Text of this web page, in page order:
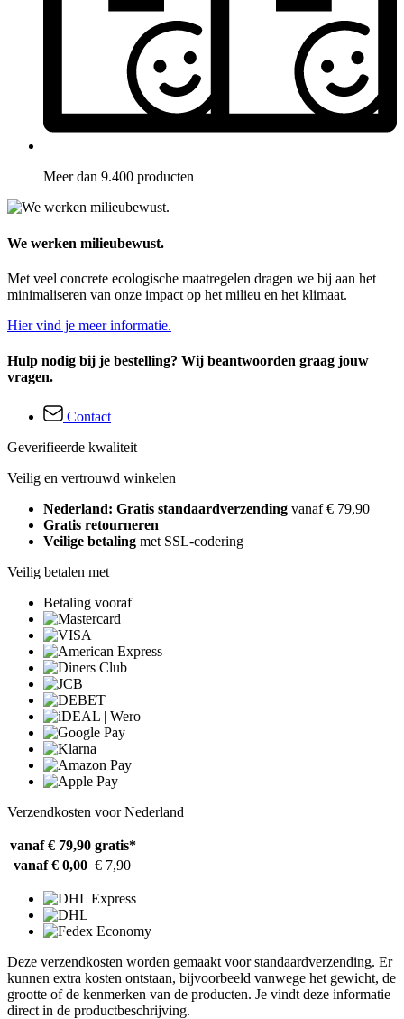
Meer dan 9.400 producten
We werken milieubewust.
Met veel concrete ecologische maatregelen dragen we bij aan het
minimaliseren van onze impact op het milieu en het klimaat.
Hier vind je meer informatie.
Hulp nodig bij je bestelling? Wij beantwoorden graag jouw
vragen.
Contact
Geverifieerde kwaliteit
Veilig en vertrouwd winkelen
Nederland: Gratis standaardverzending vanaf € 79,90
Gratis retourneren
Veilige betaling met SSL-codering
Veilig betalen met
Betaling vooraf
Verzendkosten voor Nederland
vanaf € 79,90 gratis*
vanaf € 0,00 € 7,90
Deze verzendkosten worden gemaakt voor standaardverzending. Er
kunnen extra kosten ontstaan, bijvoorbeeld vanwege het gewicht, de
grootte of de kenmerken van de producten. Je vindt deze informatie
direct in de productbeschrijving.